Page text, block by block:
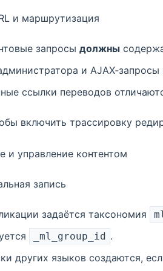
и маршрутизация
запросы должны
и AJAX‑запросы
ссылки переводов
включить трассировку
и управление контентом
запись
задаётся таксономия
_ml_group_id .
других языков создаются,